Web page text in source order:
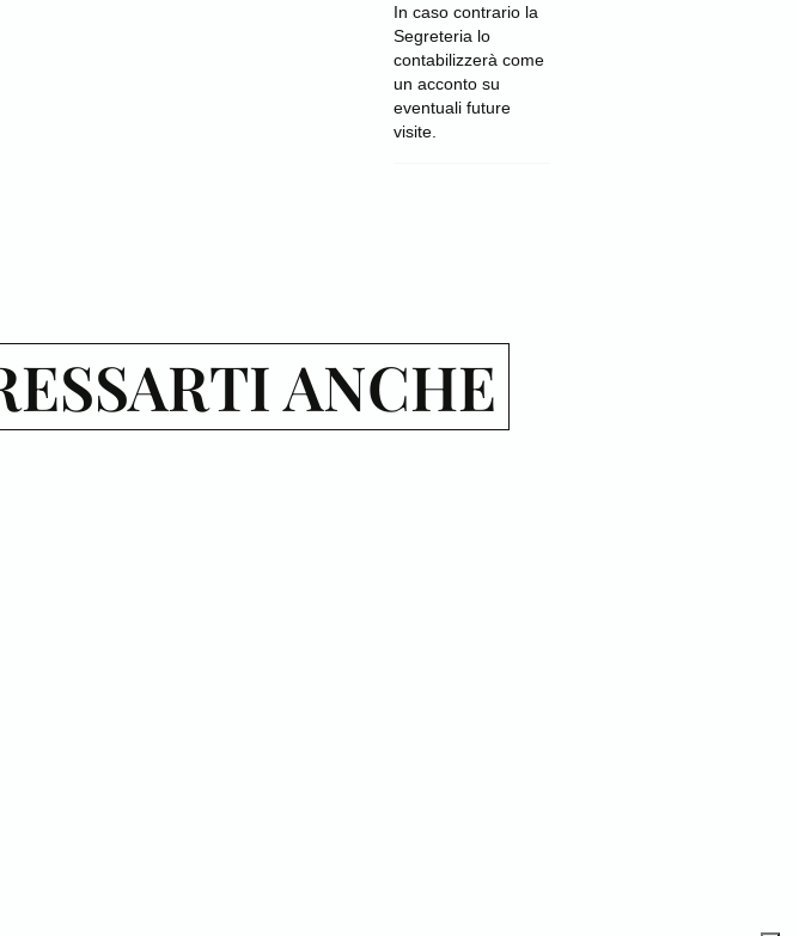
In caso contrario la
Segreteria lo
contabilizzerà come
un acconto su
eventuali future
visite.
ANCHE